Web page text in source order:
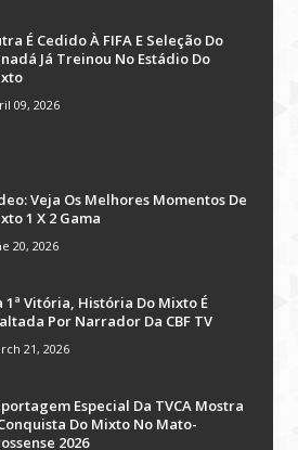
É Cedido À FIFA E Seleção Do
Já Treinou No Estádio Do
09, 2026
Veja Os Melhores Momentos De
1 X 2 Gama
20, 2026
1ª Vitória, História Do Mixto É
Por Narrador Da CBF TV
21, 2026
Especial Da TVCA Mostra
Do Mixto No Mato-
2026